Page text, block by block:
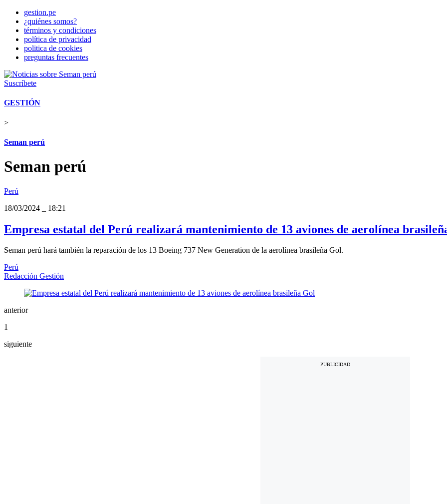
gestion.pe
¿quiénes somos?
términos y condiciones
política de privacidad
politica de cookies
preguntas frecuentes
Suscríbete
GESTIÓN
>
Seman perú
Seman perú
Perú
18/03/2024
18:21
Empresa estatal del Perú realizará mantenimiento de 13 aviones de aerolínea
Seman perú hará también la reparación de los 13 Boeing 737 New Generation de la aerolínea brasileña Gol.
Perú
Redacción Gestión
anterior
1
siguiente